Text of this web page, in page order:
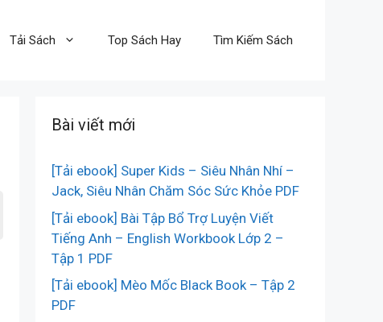
Tải Sách Top Sách Hay Tìm Kiếm Sách
Bài viết mới
[Tải ebook] Super Kids – Siêu Nhân Nhí –
Jack, Siêu Nhân Chăm Sóc Sức Khỏe PDF
[Tải ebook] Bài Tập Bổ Trợ Luyện Viết
Tiếng Anh – English Workbook Lớp 2 –
Tập 1 PDF
[Tải ebook] Mèo Mốc Black Book – Tập 2
PDF